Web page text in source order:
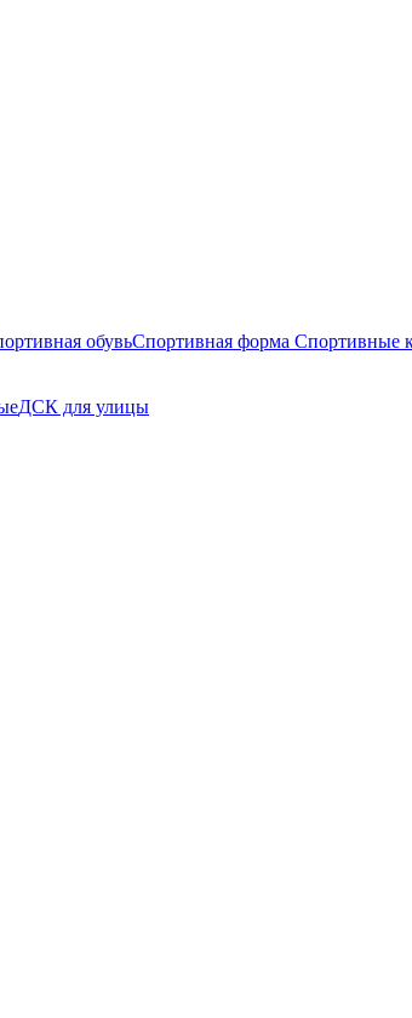
обувьСпортивная форма Спортивные
ДСК для улицы